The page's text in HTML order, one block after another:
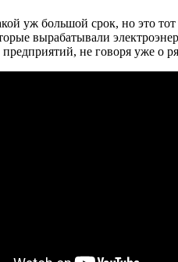
уж большой срок, но это
вырабатывали
не говоря уже о